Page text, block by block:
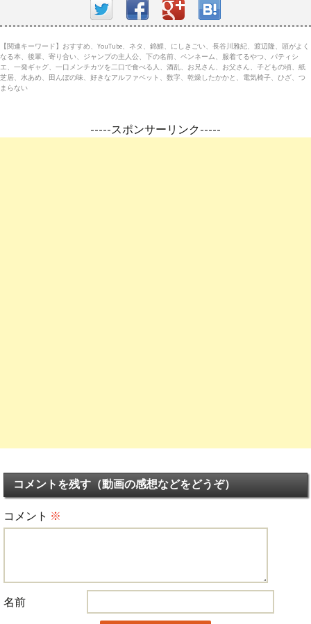
【関連キーワード】おすすめ、YouTube、ネタ、錦鯉、にしきごい、長谷川雅紀、渡辺隆、頭がよく
なる本、後輩、寄り合い、ジャンプの主人公、下の名前、ペンネーム、服着てるやつ、パティシ
エ、一発ギャグ、一口メンチカツを二口で食べる人、酒乱、お兄さん、お父さん、子どもの頃、紙
芝居、水あめ、田んぼの味、好きなアルファベット、数字、乾燥したかかと、電気椅子、ひざ、つ
まらない
-----スポンサーリンク-----
コメントを残す（動画の感想などをどうぞ）
コメント ※
名前